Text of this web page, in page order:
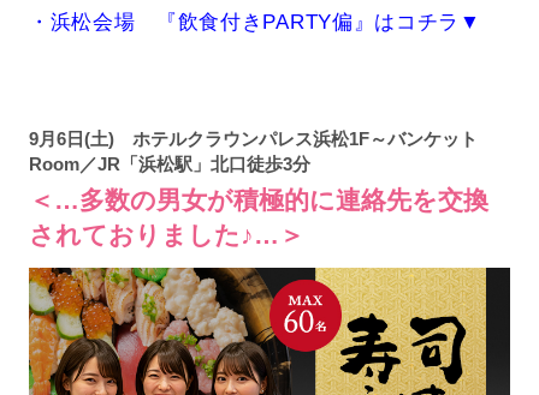
・浜松会場 『飲食付きPARTY偏』はコチラ▼
9月6日(土) ホテルクラウンパレス浜松1F～バンケット
Room／JR「浜松駅」北口徒歩3分
＜…多数の男女が積極的に連絡先を交換
されておりました♪…＞